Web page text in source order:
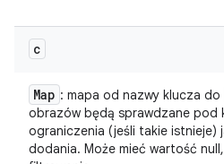
c
Map : mapa od nazwy klucza do
obrazów będą sprawdzane pod
ograniczenia (jeśli takie istnieje)
dodania. Może mieć wartość